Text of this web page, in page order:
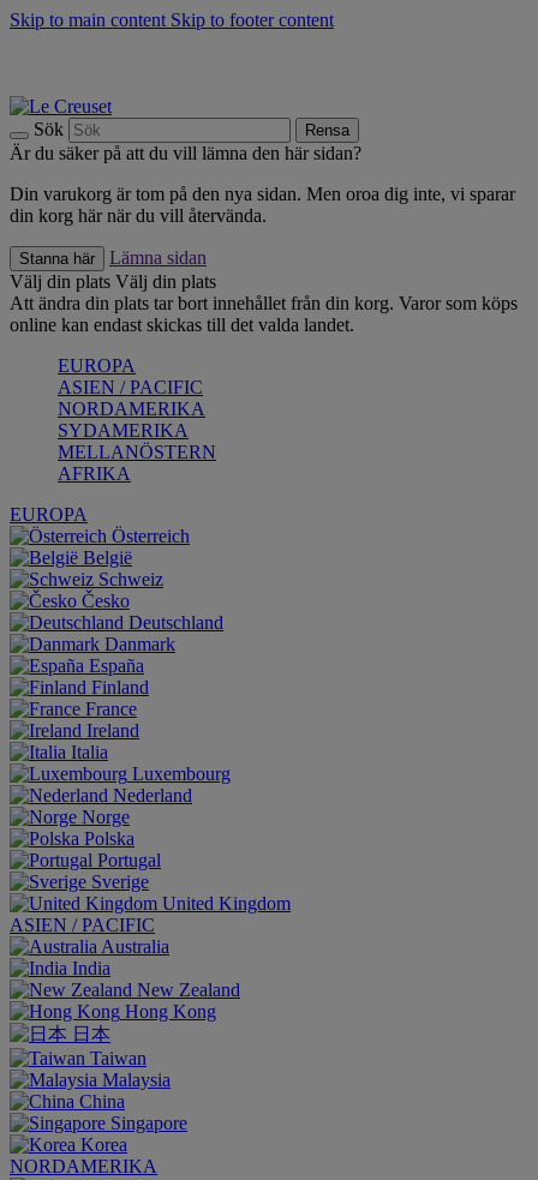
Skip to main content Skip to footer content
Sök Rensa
Är du säker på att du vill lämna den här sidan?
Din varukorg är tom på den nya sidan. Men oroa dig inte, vi sparar
din korg här när du vill återvända.
Stanna här
Lämna sidan
Välj din plats Välj din plats
Att ändra din plats tar bort innehållet från din korg. Varor som köps
online kan endast skickas till det valda landet.
EUROPA
ASIEN / PACIFIC
NORDAMERIKA
SYDAMERIKA
MELLANÖSTERN
AFRIKA
EUROPA
Österreich
België
Schweiz
Česko
Deutschland
Danmark
España
Finland
France
Ireland
Italia
Luxembourg
Nederland
Norge
Polska
Portugal
Sverige
United Kingdom
ASIEN / PACIFIC
Australia
India
New Zealand
Hong Kong
日本
Taiwan
Malaysia
China
Singapore
Korea
NORDAMERIKA